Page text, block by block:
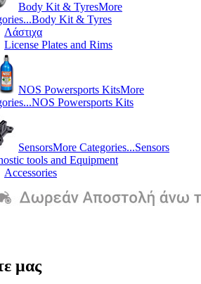
Body Kit & TyresMore
Body Kit & Tyres
Λάστιχα
License Plates and Rims
NOS Powersports KitsMore
NOS Powersports Kits
SensorsMore Categories...Sensors
tools and Equipment
Accessories
μας